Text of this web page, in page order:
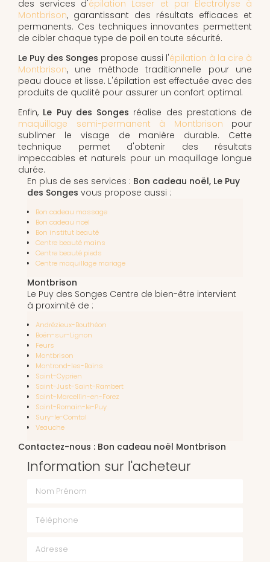
des services d'épilation Laser et par Electrolyse à
Montbrison, garantissant des résultats efficaces et
permanents. Ces techniques innovantes permettent
de cibler chaque type de poil en toute sécurité.
Le Puy des Songes propose aussi l'épilation à la cire à
Montbrison, une méthode traditionnelle pour une
peau douce et lisse. L'épilation est effectuée avec des
produits de qualité pour assurer un confort optimal.
Enfin, Le Puy des Songes réalise des prestations de
maquillage semi-permanent à Montbrison pour
sublimer le visage de manière durable. Cette
technique permet d'obtenir des résultats
impeccables et naturels pour un maquillage longue
durée.
En plus de ses services : Bon cadeau noël, Le Puy
des Songes vous propose aussi :
Bon cadeau massage
Bon cadeau noël
Bon institut beauté
Centre beauté mains
Centre beauté pieds
Centre maquillage mariage
Montbrison
Le Puy des Songes Centre de bien-être intervient
à proximité de :
Andrézieux-Bouthéon
Boën-sur-Lignon
Feurs
Montbrison
Montrond-les-Bains
Saint-Cyprien
Saint-Just-Saint-Rambert
Saint-Marcellin-en-Forez
Saint-Romain-le-Puy
Sury-le-Comtal
Veauche
Contactez-nous : Bon cadeau noël Montbrison
Information sur l'acheteur